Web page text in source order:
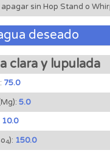
sin Hop Stand o
deseado
clara y lupulada
75.0
5.0
10.0
4): 150.0